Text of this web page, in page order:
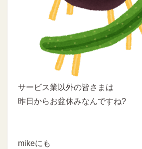
サービス業以外の皆さまは
昨日からお盆休みなんですね?
mikeにも